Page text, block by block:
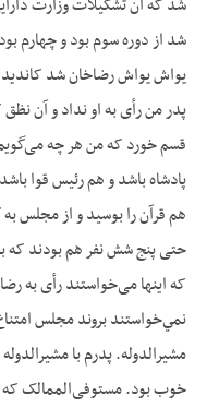
شد از دوره سوم بود و چهارم
یواش يواش رضاخان شد
پدر من رأی به او نداد و آن
قسم خورد که من هر چه
پادشاه باشد و هم رئیس قوا
هم قرآن را بوسید و از مجلس
حتی پنج شش نفر هم بودند که
که اینها می‌‌‌‌خواستند رأی به
نمي‌خواستند بروند مجلس
مشیرالدوله. پدرم با
خوب بود. مستوفی‌الممالک که